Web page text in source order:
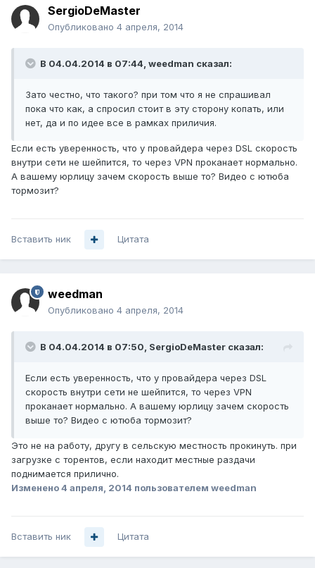
SergioDeMaster
Опубликовано 4 апреля, 2014
В 04.04.2014 в 07:44, weedman сказал:
Зато честно, что такого? при том что я не спрашивал
пока что как, а спросил стоит в эту сторону копать, или
нет, да и по идее все в рамках приличия.
Если есть уверенность, что у провайдера через DSL скорость
внутри сети не шейпится, то через VPN проканает нормально.
А вашему юрлицу зачем скорость выше то? Видео с ютюба
тормозит?
Вставить ник Цитата
weedman
Опубликовано 4 апреля, 2014
В 04.04.2014 в 07:50, SergioDeMaster сказал:
Если есть уверенность, что у провайдера через DSL
скорость внутри сети не шейпится, то через VPN
проканает нормально. А вашему юрлицу зачем скорость
выше то? Видео с ютюба тормозит?
Это не на работу, другу в сельскую местность прокинуть. при
загрузке с торентов, если находит местные раздачи
поднимается прилично.
Изменено4 апреля, 2014 пользователем weedman
Вставить ник Цитата